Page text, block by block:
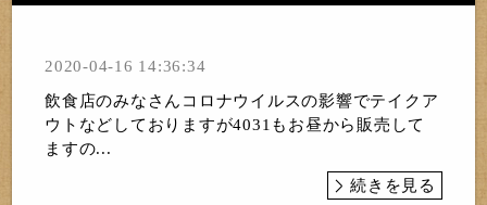
2020-04-16 14:36:34
飲食店のみなさんコロナウイルスの影響でテイクア
ウトなどしておりますが4031もお昼から販売して
ますの...
続きを見る